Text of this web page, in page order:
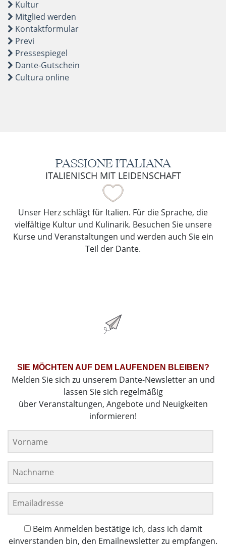
Kultur
Mitglied werden
Kontaktformular
Previ
Pressespiegel
Dante-Gutschein
Cultura online
PASSIONE ITALIANA
ITALIENISCH MIT LEIDENSCHAFT
Unser Herz schlägt für Italien. Für die Sprache, die
vielfältige Kultur und Kulinarik. Besuchen Sie unsere
Kurse und Veranstaltungen und werden auch Sie ein
Teil der Dante.
SIE MÖCHTEN AUF DEM LAUFENDEN BLEIBEN?
Melden Sie sich zu unserem Dante-Newsletter an und
lassen Sie sich regelmäßig
über Veranstaltungen, Angebote und Neuigkeiten
informieren!
Beim Anmelden bestätige ich, dass ich damit
einverstanden bin, den Emailnewsletter zu empfangen.